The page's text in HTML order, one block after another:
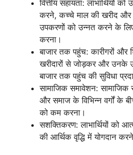
वित्तीय सहायता: लाभार्थियों
करने, कच्चे माल की खरीद
उपकरणों को उन्नत करने के लिए
करना।
बाजार तक पहुंच: कारीगरों और
खरीदारों से जोड़कर और उनके
बाजार तक पहुंच की सुविधा
सामाजिक समावेशन: सामाजिक
और समाज के विभिन्न वर्गों के
को कम करना।
सशक्तिकरण: लाभार्थियों को
की आर्थिक वृद्धि में योगदान